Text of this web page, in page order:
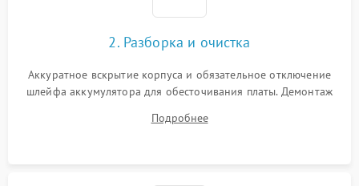
Проблемы Wi‑Fi или
2500 ₽
2. Разборка и очистка
Аккуратное вскрытие корпуса и обязательное отключение
шлейфа аккумулятора для обесточивания платы. Демонтаж
высохшей термопасты с кристаллов чипов.
Подробнее